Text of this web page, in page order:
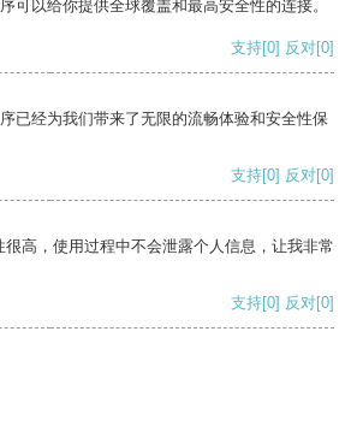
可以给你提供全球覆盖和最高安全性的连接。
支持[0] 反对[0]
已经为我们带来了无限的流畅体验和安全性保
支持[0] 反对[0]
高，使用过程中不会泄露个人信息，让我非常
支持[0] 反对[0]